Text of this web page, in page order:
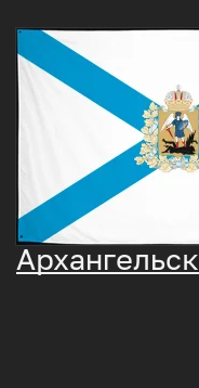
Архангельск